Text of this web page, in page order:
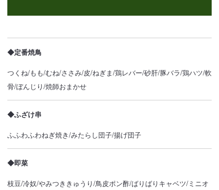
◆定番焼鳥
つくね/もも/むね/ささみ/皮/ねぎま/鶏レバー/砂肝/豚バラ/鶏ハツ/軟
骨/ぼんじり/焼師おまかせ
◆ふざけ串
ふふわふわねぎ焼き/みたらし団子/揚げ団子
◆即菜
枝豆/冷奴/やみつききゅうり/鳥皮ポン酢/ばりばりキャベツ/ミニオ